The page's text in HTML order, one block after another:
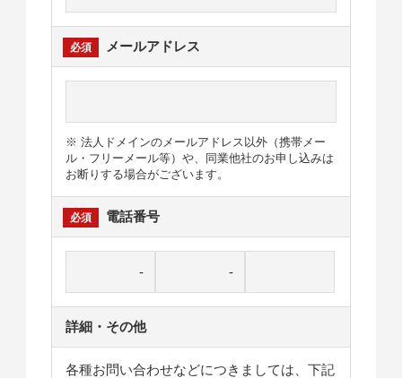
メールアドレス
※ 法人ドメインのメールアドレス以外（携帯メー
ル・フリーメール等）や、同業他社のお申し込みは
お断りする場合がございます。
電話番号
詳細・その他
各種お問い合わせなどにつきましては、下記